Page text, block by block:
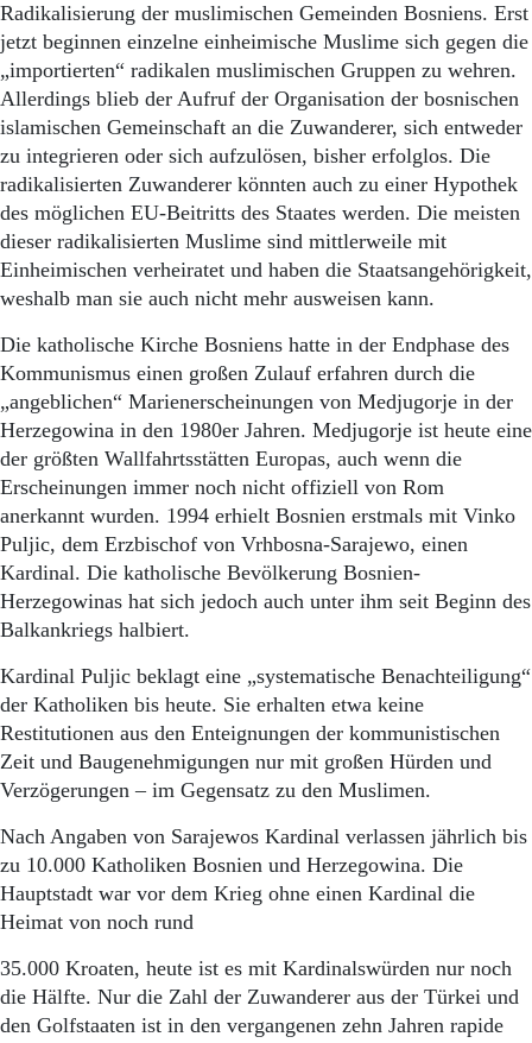
Radikalisierung der muslimischen Gemeinden Bosniens. Erst
jetzt beginnen einzelne einheimische Muslime sich gegen die
„importierten“ radikalen muslimischen Gruppen zu wehren.
Allerdings blieb der Aufruf der Organisation der bosnischen
islamischen Gemeinschaft an die Zuwanderer, sich entweder
zu integrieren oder sich aufzulösen, bisher erfolglos. Die
radikalisierten Zuwanderer könnten auch zu einer Hypothek
des möglichen EU-Beitritts des Staates werden. Die meisten
dieser radikalisierten Muslime sind mittlerweile mit
Einheimischen verheiratet und haben die Staatsangehörigkeit,
weshalb man sie auch nicht mehr ausweisen kann.
Die katholische Kirche Bosniens hatte in der Endphase des
Kommunismus einen großen Zulauf erfahren durch die
„angeblichen“ Marienerscheinungen von Medjugorje in der
Herzegowina in den 1980er Jahren. Medjugorje ist heute eine
der größten Wallfahrtsstätten Europas, auch wenn die
Erscheinungen immer noch nicht offiziell von Rom
anerkannt wurden. 1994 erhielt Bosnien erstmals mit Vinko
Puljic, dem Erzbischof von Vrhbosna-Sarajewo, einen
Kardinal. Die katholische Bevölkerung Bosnien-
Herzegowinas hat sich jedoch auch unter ihm seit Beginn des
Balkankriegs halbiert.
Kardinal Puljic beklagt eine „systematische Benachteiligung“
der Katholiken bis heute. Sie erhalten etwa keine
Restitutionen aus den Enteignungen der kommunistischen
Zeit und Baugenehmigungen nur mit großen Hürden und
Verzögerungen – im Gegensatz zu den Muslimen.
Nach Angaben von Sarajewos Kardinal verlassen jährlich bis
zu 10.000 Katholiken Bosnien und Herzegowina. Die
Hauptstadt war vor dem Krieg ohne einen Kardinal die
Heimat von noch rund
35.000 Kroaten, heute ist es mit Kardinalswürden nur noch
die Hälfte. Nur die Zahl der Zuwanderer aus der Türkei und
den Golfstaaten ist in den vergangenen zehn Jahren rapide